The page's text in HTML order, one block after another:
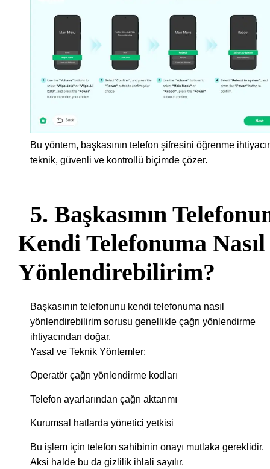
Bu yöntem, başkasının telefon şifresini öğrenme
teknik, güvenli ve kontrollü biçimde çözer.
5. Başkasının
Kendi Telefonuma Nasıl
Yönlendirebilirim?
Başkasının telefonunu kendi telefonuma nasıl
yönlendirebilirim sorusu genellikle çağrı yönlendirme
ihtiyacından doğar.
Yasal ve Teknik Yöntemler:
Operatör çağrı yönlendirme kodları
Telefon ayarlarından çağrı aktarımı
Kurumsal hatlarda yönetici yetkisi
Bu işlem için telefon sahibinin onayı mutlaka gereklidir.
Aksi halde bu da gizlilik ihlali sayılır.